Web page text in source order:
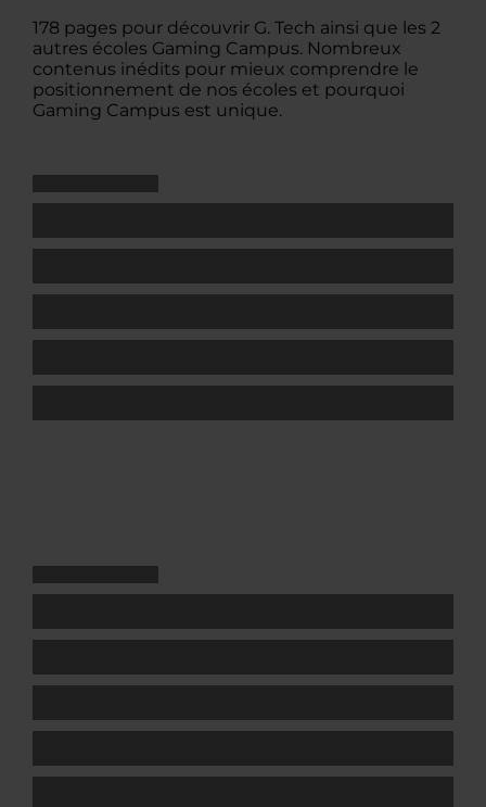
178 pages pour découvrir G. Tech ainsi que les 2
autres écoles Gaming Campus. Nombreux
contenus inédits pour mieux comprendre le
positionnement de nos écoles et pourquoi
Gaming Campus est unique.